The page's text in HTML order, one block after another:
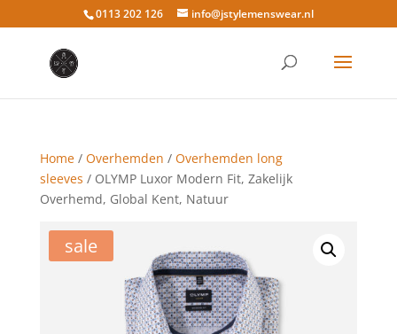
0113 202 126 info@jstylemenswear.nl
Home/ Overhemden / Overhemden long
sleeves / OLYMP Luxor Modern Fit, Zakelijk
Overhemd, Global Kent, Natuur
sale